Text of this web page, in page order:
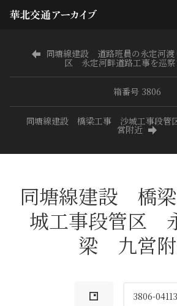
同塘線建設 道路班員の永定河
区 永定河畔道路工事を巡察
箱番号 3806
同塘線建設 橋梁工事 沙城工事段
営附近
同塘線建設 橋
城工事段管区
梁 九営
3806-